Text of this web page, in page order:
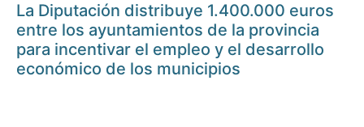
La Diputación distribuye 1.400.000 euros
entre los ayuntamientos de la provincia
para incentivar el empleo y el desarrollo
económico de los municipios